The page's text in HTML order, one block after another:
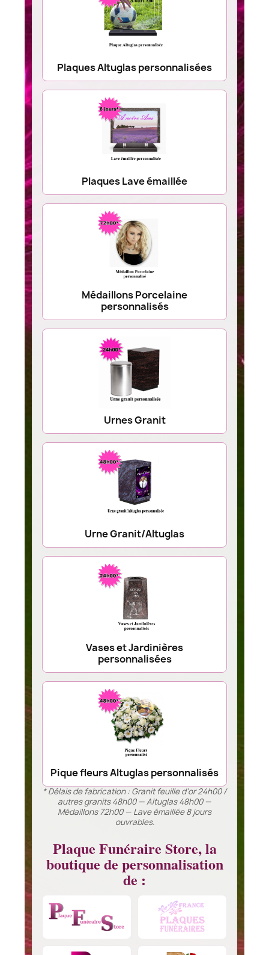
Plaques Altuglas personnalisées
Plaques Lave émaillée
Médaillons Porcelaine
personnalisés
Urnes Granit
Urne Granit/Altuglas
Vases et Jardinières
personnalisées
Pique fleurs Altuglas personnalisés
* Délais de fabrication : Granit feuille d’or 24h00 /
autres granits 48h00 — Altuglas 48h00 —
Médaillons 72h00 — Lave émaillée 8 jours
ouvrables.
Plaque Funéraire Store, la
boutique de personnalisation
de :